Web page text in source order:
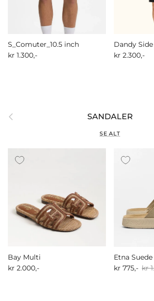
S_Comuter_10.5 inch
kr 1.300,-
Dandy
kr 2.300,-
Forrige SANDALER
SE ALT
Bay Multi
kr 2.000,-
Etna
kr 775,- kr